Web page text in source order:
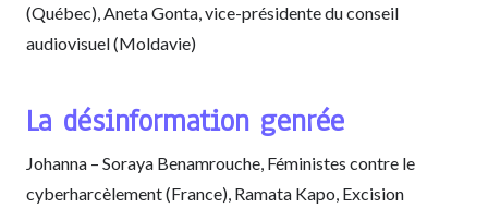
(Québec), Aneta Gonta, vice-présidente du conseil
audiovisuel (Moldavie)
La désinformation genrée
Johanna – Soraya Benamrouche, Féministes contre le
cyberharcèlement (France), Ramata Kapo, Excision